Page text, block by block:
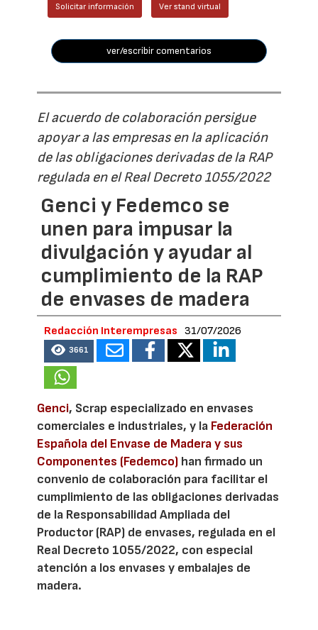
Solicitar información Ver stand virtual
ver/escribir comentarios
El acuerdo de colaboración persigue
apoyar a las empresas en la aplicación
de las obligaciones derivadas de la RAP
regulada en el Real Decreto 1055/2022
Genci y Fedemco se
unen para impusar la
divulgación y ayudar al
cumplimiento de la RAP
de envases de madera
Redacción Interempresas 31/07/2026
3661
Genci, Scrap especializado en envases
comerciales e industriales, y la Federación
Española del Envase de Madera y sus
Componentes (Fedemco) han firmado un
convenio de colaboración para facilitar el
cumplimiento de las obligaciones derivadas
de la Responsabilidad Ampliada del
Productor (RAP) de envases, regulada en el
Real Decreto 1055/2022, con especial
atención a los envases y embalajes de
madera.